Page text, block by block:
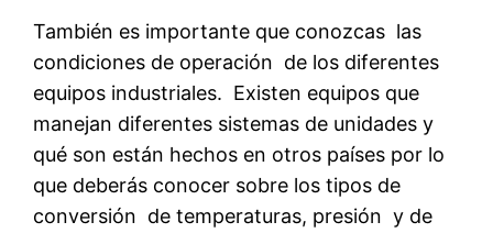
También es importante que conozcas las
condiciones de operación de los diferentes
equipos industriales. Existen equipos que
manejan diferentes sistemas de unidades y
qué son están hechos en otros países por lo
que deberás conocer sobre los tipos de
conversión de temperaturas, presión y de